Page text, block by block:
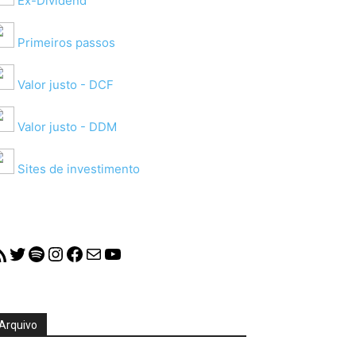
Primeiros passos
Valor justo - DCF
Valor justo - DDM
Sites de investimento
Feed
Twitter
Spotify
Instagram
Facebook
MailYouTube